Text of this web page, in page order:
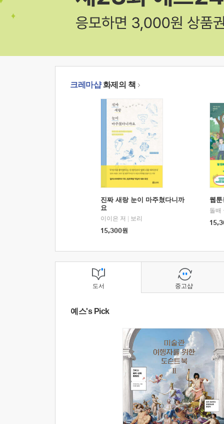
크레마샵화제의 책
진짜 새랑 눈이 마주쳤다니까
요
이이은 저
보리
15,300원
웹
돌배
도서
예스's Pick
중고샵